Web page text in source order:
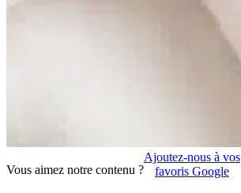
Vous aimez notre contenu ?
Ajoutez-nous à vos
favoris Google